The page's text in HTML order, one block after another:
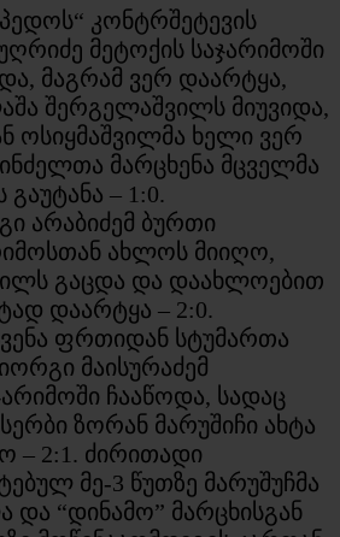
კონტრშეტევის
მეტოქის საჯარიმოში
მაგრამ ვერ დაარტყა,
შერგელაშვილს მიუვიდა,
ოსიყმაშვილმა ხელი ვერ
მარცხენა მცველმა
– 1:0.
არაბიძემ ბურთი
ახლოს მიიღო,
გაცდა და დაახლოებით
დაარტყა – 2:0.
ფრთიდან სტუმართა
მაისურაძემ
ჩააწოდა, სადაც
ზორან მარუშიჩი ახტა
– 2:1. ძირითადი
მე-3 წუთზე მარუშუჩმა
“დინამო” მარცხისგან